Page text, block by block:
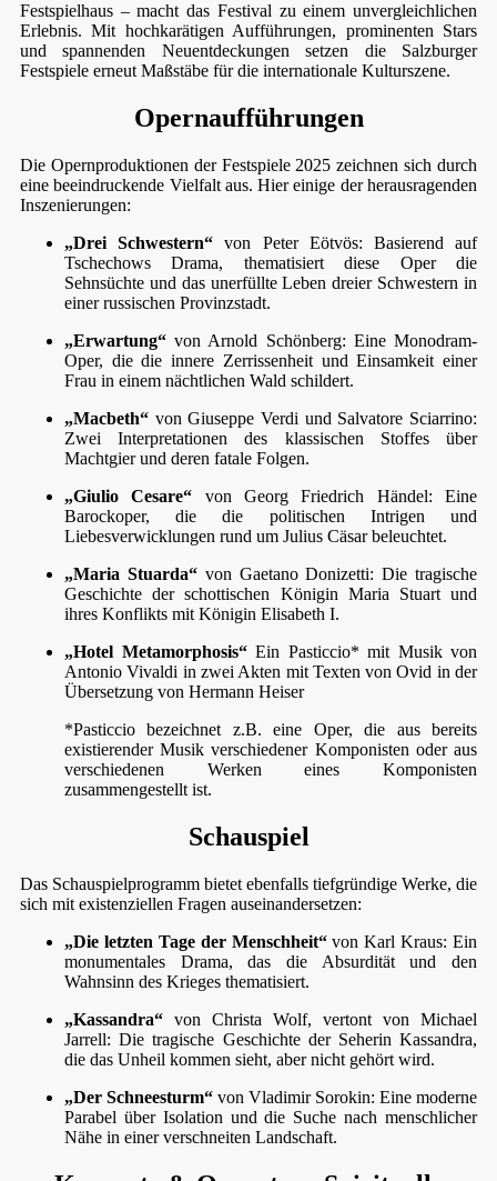
Festspielhaus – macht das Festival zu einem unvergleichlichen
Erlebnis. Mit hochkarätigen Aufführungen, prominenten Stars
und spannenden Neuentdeckungen setzen die Salzburger
Festspiele erneut Maßstäbe für die internationale Kulturszene.
Opernaufführungen
Die Opernproduktionen der Festspiele 2025 zeichnen sich durch
eine beeindruckende Vielfalt aus. Hier einige der herausragenden
Inszenierungen:
„Drei Schwestern“ von Peter Eötvös: Basierend auf
Tschechows Drama, thematisiert diese Oper die
Sehnsüchte und das unerfüllte Leben dreier Schwestern in
einer russischen Provinzstadt.
„Erwartung“ von Arnold Schönberg: Eine Monodram-
Oper, die die innere Zerrissenheit und Einsamkeit einer
Frau in einem nächtlichen Wald schildert.
„Macbeth“ von Giuseppe Verdi und Salvatore Sciarrino:
Zwei Interpretationen des klassischen Stoffes über
Machtgier und deren fatale Folgen.
„Giulio Cesare“ von Georg Friedrich Händel: Eine
Barockoper, die die politischen Intrigen und
Liebesverwicklungen rund um Julius Cäsar beleuchtet.
„Maria Stuarda“von Gaetano Donizetti: Die tragische
Geschichte der schottischen Königin Maria Stuart und
ihres Konflikts mit Königin Elisabeth I.
„Hotel Metamorphosis“ Ein Pasticcio* mit Musik von
Antonio Vivaldi in zwei Akten mit Texten von Ovid in der
Übersetzung von Hermann Heiser
*Pasticcio bezeichnet z.B. eine Oper, die aus bereits
existierender Musik verschiedener Komponisten oder aus
verschiedenen Werken eines Komponisten
zusammengestellt ist.
Schauspiel
Das Schauspielprogramm bietet ebenfalls tiefgründige Werke, die
sich mit existenziellen Fragen auseinandersetzen:
„Die letzten Tage der Menschheit“von Karl Kraus: Ein
monumentales Drama, das die Absurdität und den
Wahnsinn des Krieges thematisiert.
„Kassandra“ von Christa Wolf, vertont von Michael
Jarrell: Die tragische Geschichte der Seherin Kassandra,
die das Unheil kommen sieht, aber nicht gehört wird.
„Der Schneesturm“ von Vladimir Sorokin: Eine moderne
Parabel über Isolation und die Suche nach menschlicher
Nähe in einer verschneiten Landschaft.